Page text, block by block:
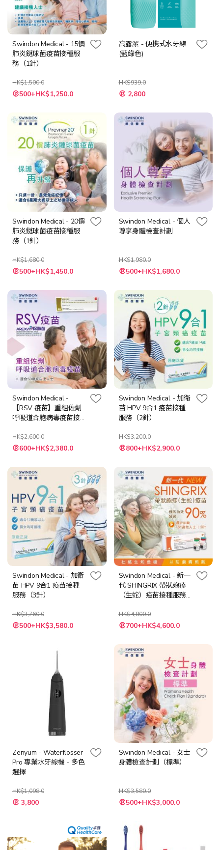
Swindon Medical - 15價
肺炎鏈球菌疫苗接種服
務（1針）
HK$1,500.0
特
殊 500+HK$1,250.0
高露潔 - 便携式水牙線
(藍綠色)
HK$939.0
特
殊
格
2,800
Swindon Medical - 20價
肺炎鏈球菌疫苗接種服
務（1針）
HK$1,680.0
特
殊
格
500+HK$1,450.0
Swindon Medical - 個人
尊享身體檢查計劃
HK$1,980.0
特
殊
格
500+HK$1,680.0
Swindon Medical -
【RSV 疫苗】重組佐劑
呼吸道合胞病毒疫苗接
苗）
HK$2,600.0
特
殊
格
600+HK$2,380.0
Swindon Medical - 加衛
苗 HPV 9合1 疫苗接種
服務（2針）
HK$3,200.0
特
殊 800+HK$2,900.0
Swindon Medical - 加衛
苗 HPV 9合1 疫苗接種
服務（3針）
HK$3,760.0
特
殊 500+HK$3,580.0
Swindon Medical - 新一
代 SHINGRIX 帶狀皰疹
（生蛇）疫苗接種服務
HK$4,800.0
特
殊
格
700+HK$4,600.0
Zenyum - Waterflosser
Pro 專業水牙線機 - 多色
選擇
HK$1,098.0
3,800
Swindon Medical - 女士
身體檢查計劃（標準）
HK$3,580.0
特
殊 500+HK$3,000.0